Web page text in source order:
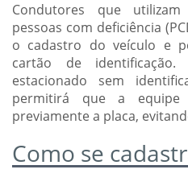
Condutores que
pessoas com deficiência
o cadastro do veículo e
cartão de
estacionado sem
permitirá que a equipe
previamente a placa,
Como se